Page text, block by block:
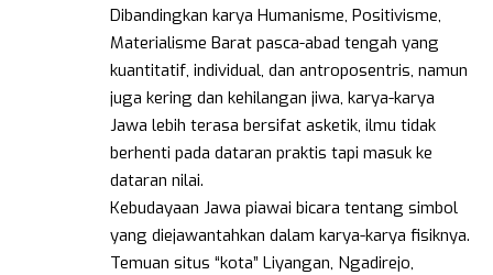
Dibandingkan karya Humanisme, Positivisme,
Materialisme Barat pasca-abad tengah yang
kuantitatif, individual, dan antroposentris, namun
juga kering dan kehilangan jiwa, karya-karya
Jawa lebih terasa bersifat asketik, ilmu tidak
berhenti pada dataran praktis tapi masuk ke
dataran nilai.
Kebudayaan Jawa piawai bicara tentang simbol
yang diejawantahkan dalam karya-karya fisiknya.
Temuan situs “kota” Liyangan, Ngadirejo,